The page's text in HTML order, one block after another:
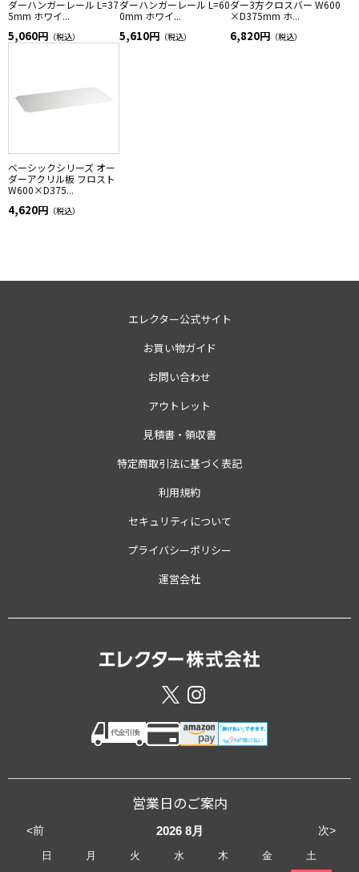
ダーハンガーレール L=37
5mm ホワイ...
5,060円 （税込）
ダーハンガーレール L=60
0mm ホワイ...
5,610円 （税込）
ダー3方クロスバー W600
×D375mm ホ...
6,820円 （税込）
ベーシックシリーズ オー
ダーアクリル板 フロスト
W600×D375...
4,620円 （税込）
エレクター公式サイト
お買い物ガイド
お問い合わせ
アウトレット
見積書・領収書
特定商取引法に基づく表記
利用規約
セキュリティについて
プライバシーポリシー
運営会社
営業日のご案内
<前 次>
2026 8月
日 月 火 水 木 金 土